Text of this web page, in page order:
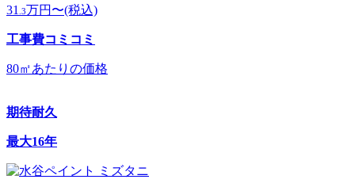
31 .3万円〜(税込)
工事費コミコミ
80㎡あたりの価格
期待耐久
最大16年